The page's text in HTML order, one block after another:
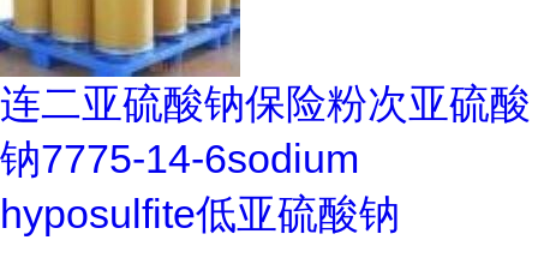
连二亚硫酸钠保险粉次亚硫酸
钠7775-14-6sodium
hyposulfite低亚硫酸钠